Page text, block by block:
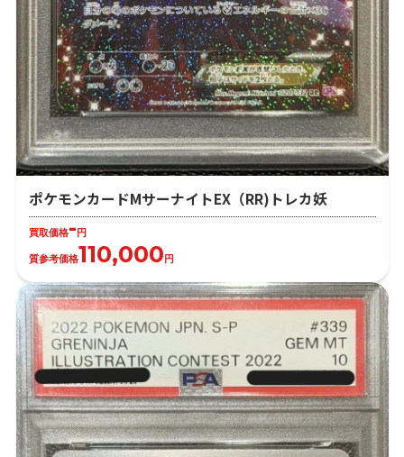
ポケモンカードMサーナイトEX（RR)トレカ妖
買取価格- 円
質参考価格110,000 円